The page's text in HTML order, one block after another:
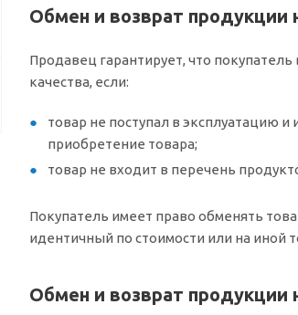
Обмен и возврат продукции
Продавец гарантирует, что
качества, если:
товар не поступал в эксплуатацию
приобретение товара;
товар не входит в перечень
Покупатель имеет право обменять
идентичный по стоимости или на иной
Обмен и возврат продукции